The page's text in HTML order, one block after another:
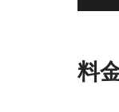
料